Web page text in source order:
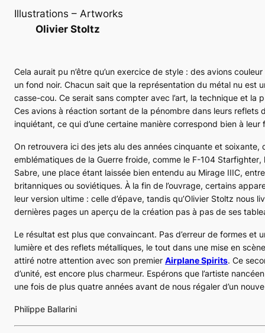
Illustrations – Artworks
Olivier Stoltz
Cela aurait pu n’être qu’un exercice de style : des avions
un fond noir. Chacun sait que la représentation du métal nu est
casse-cou. Ce serait sans compter avec l’art, la technique et la
Ces avions à réaction sortant de la pénombre dans leurs reflets
inquiétant, ce qui d’une certaine manière correspond bien à leur
On retrouvera ici des jets alu des années cinquante et soixante,
emblématiques de la Guerre froide, comme le F-104 Starfighter,
Sabre, une place étant laissée bien entendu au Mirage IIIC,
britanniques ou soviétiques. À la fin de l’ouvrage, certains
leur version ultime : celle d’épave, tandis qu’Olivier Stoltz nous
dernières pages un aperçu de la création pas à pas de ses
Le résultat est plus que convaincant. Pas d’erreur de formes et
lumière et des reflets métalliques, le tout dans une mise en
attiré notre attention avec son premier Airplane Spirits. Ce
d’unité, est encore plus charmeur. Espérons que l’artiste
une fois de plus quatre années avant de nous régaler d’un
Philippe Ballarini